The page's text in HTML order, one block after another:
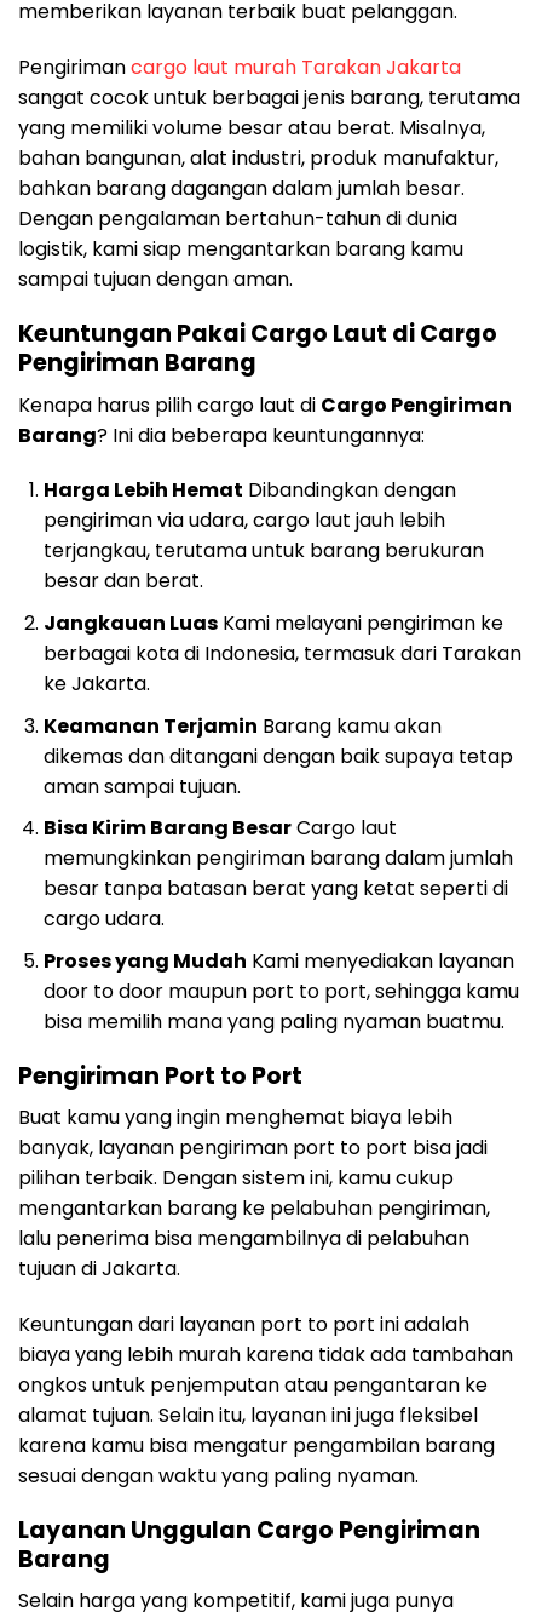
memberikan layanan terbaik buat pelanggan.
Pengirimancargo laut murah Tarakan Jakarta
sangat cocok untuk berbagai jenis barang, terutama
yang memiliki volume besar atau berat. Misalnya,
bahan bangunan, alat industri, produk manufaktur,
bahkan barang dagangan dalam jumlah besar.
Dengan pengalaman bertahun-tahun di dunia
logistik, kami siap mengantarkan barang kamu
sampai tujuan dengan aman.
Keuntungan Pakai Cargo Laut di Cargo
Pengiriman Barang
Kenapa harus pilih cargo laut di Cargo Pengiriman
Barang? Ini dia beberapa keuntungannya:
Harga Lebih Hemat Dibandingkan dengan
pengiriman via udara, cargo laut jauh lebih
terjangkau, terutama untuk barang berukuran
besar dan berat.
Jangkauan LuasKami melayani pengiriman ke
berbagai kota di Indonesia, termasuk dari Tarakan
ke Jakarta.
Keamanan Terjamin Barang kamu akan
dikemas dan ditangani dengan baik supaya tetap
aman sampai tujuan.
Bisa Kirim Barang BesarCargo laut
memungkinkan pengiriman barang dalam jumlah
besar tanpa batasan berat yang ketat seperti di
cargo udara.
Proses yang Mudah Kami menyediakan layanan
door to door maupun port to port, sehingga kamu
bisa memilih mana yang paling nyaman buatmu.
Pengiriman Port to Port
Buat kamu yang ingin menghemat biaya lebih
banyak, layanan pengiriman port to port bisa jadi
pilihan terbaik. Dengan sistem ini, kamu cukup
mengantarkan barang ke pelabuhan pengiriman,
lalu penerima bisa mengambilnya di pelabuhan
tujuan di Jakarta.
Keuntungan dari layanan port to port ini adalah
biaya yang lebih murah karena tidak ada tambahan
ongkos untuk penjemputan atau pengantaran ke
alamat tujuan. Selain itu, layanan ini juga fleksibel
karena kamu bisa mengatur pengambilan barang
sesuai dengan waktu yang paling nyaman.
Layanan Unggulan Cargo Pengiriman
Barang
Selain harga yang kompetitif, kami juga punya